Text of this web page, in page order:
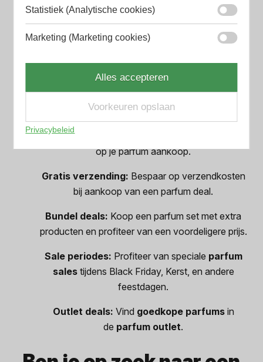
Soorten parfum deals
die je kunt vinden:
Percentage korting:Profiteer van kortingen tot
wel 70% op geselecteerde parfums.
Vaste korting:
op je parfum aankoop.
Gratis verzending: Bespaar op verzendkosten
bij aankoop van een parfum deal.
Bundel deals: Koop een parfum set met extra
producten en profiteer van een voordeligere prijs.
Sale periodes: Profiteer van speciale parfum
salestijdens Black Friday, Kerst, en andere
feestdagen.
Outlet deals: Vind goedkope parfumsin
de parfum outlet.
Statistiek (Analytische cookies)
Marketing (Marketing cookies)
Alles accepteren
Voorkeuren opslaan
Privacybeleid